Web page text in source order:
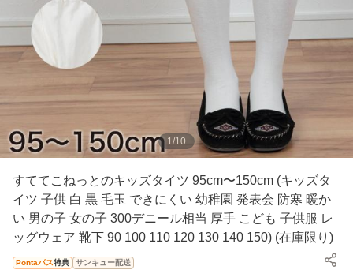
1 /10
すててこねっとのキッズタイツ 95cm〜150cm (キッズタ
イツ 子供 白 黒 毛玉 できにくい 幼稚園 発表会 防寒 暖か
い 男の子 女の子 300デニール相当 厚手 こども 子供服 レ
ッグウェア 靴下 90 100 110 120 130 140 150) (在庫限り)
Pontaパス特典 サンキュー配送